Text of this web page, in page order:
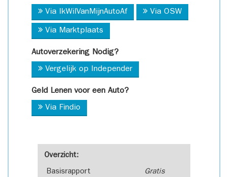
Overzicht:
Basisrapport Gratis
Via IkWilVanMijnAutoAf Via OSW
Via Marktplaats
Autoverzekering Nodig?
Vergelijk op Independer
Geld Lenen voor een Auto?
Via Findio